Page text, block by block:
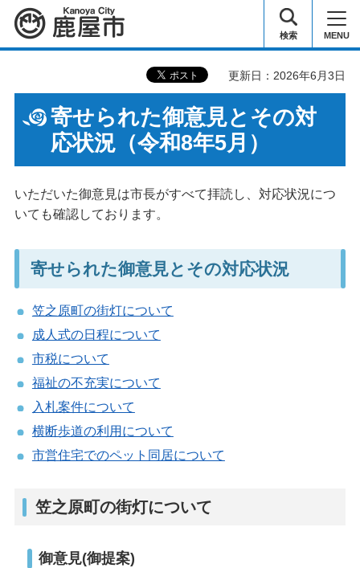
鹿屋市 検索 MENU
更新日：2026年6月3日
寄せられた御意見とその対
応状況（令和8年5月）
いただいた御意見は市長がすべて拝読し、対応状況につ
いても確認しております。
寄せられた御意見とその対応状況
笠之原町の街灯について
成人式の日程について
市税について
福祉の不充実について
入札案件について
横断歩道の利用について
市営住宅でのペット同居について
笠之原町の街灯について
御意見(御提案)